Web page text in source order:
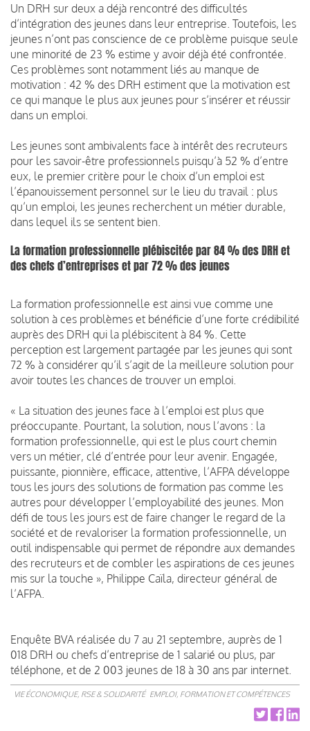
Un DRH sur deux a déjà rencontré des difficultés
d’intégration des jeunes dans leur entreprise. Toutefois, les
jeunes n’ont pas conscience de ce problème puisque seule
une minorité de 23 % estime y avoir déjà été confrontée.
Ces problèmes sont notamment liés au manque de
motivation : 42 % des DRH estiment que la motivation est
ce qui manque le plus aux jeunes pour s’insérer et réussir
dans un emploi.
Les jeunes sont ambivalents face à intérêt des recruteurs
pour les savoir-être professionnels puisqu’à 52 % d’entre
eux, le premier critère pour le choix d’un emploi est
l’épanouissement personnel sur le lieu du travail : plus
qu’un emploi, les jeunes recherchent un métier durable,
dans lequel ils se sentent bien.
La formation professionnelle plébiscitée par 84 % des DRH et
des chefs d’entreprises et par 72 % des jeunes
La formation professionnelle est ainsi vue comme une
solution à ces problèmes et bénéficie d’une forte crédibilité
auprès des DRH qui la plébiscitent à 84 %. Cette
perception est largement partagée par les jeunes qui sont
72 % à considérer qu’il s’agit de la meilleure solution pour
avoir toutes les chances de trouver un emploi.
« La situation des jeunes face à l’emploi est plus que
préoccupante. Pourtant, la solution, nous l’avons : la
formation professionnelle, qui est le plus court chemin
vers un métier, clé d’entrée pour leur avenir. Engagée,
puissante, pionnière, efficace, attentive, l’AFPA développe
tous les jours des solutions de formation pas comme les
autres pour développer l’employabilité des jeunes. Mon
défi de tous les jours est de faire changer le regard de la
société et de revaloriser la formation professionnelle, un
outil indispensable qui permet de répondre aux demandes
des recruteurs et de combler les aspirations de ces jeunes
mis sur la touche », Philippe Caïla, directeur général de
l’AFPA.
Enquête BVA réalisée du 7 au 21 septembre, auprès de 1
018 DRH ou chefs d’entreprise de 1 salarié ou plus, par
téléphone, et de 2 003 jeunes de 18 à 30 ans par internet.
VIE ÉCONOMIQUE, RSE & SOLIDARITÉ EMPLOI, FORMATION ET COMPÉTENCES